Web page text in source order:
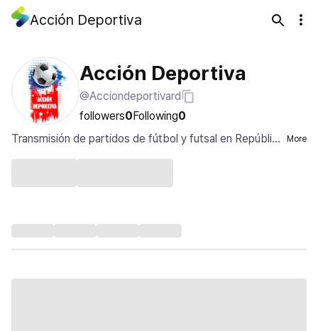
Acción Deportiva
Acción Deportiva
@Acciondeportivard
followers0Following0
Transmisión de partidos de fútbol y futsal en Repúblic
a Dominicana.
More